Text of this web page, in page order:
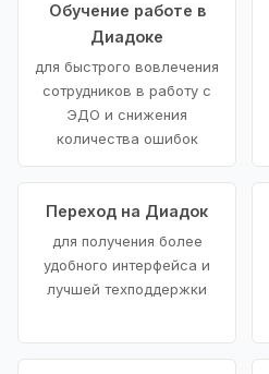
Обучение работе в
Диадоке
для быстрого вовлечения
сотрудников в работу с
ЭДО и снижения
количества ошибок
Переход на Диадок
для получения более
удобного интерфейса и
лучшей техподдержки